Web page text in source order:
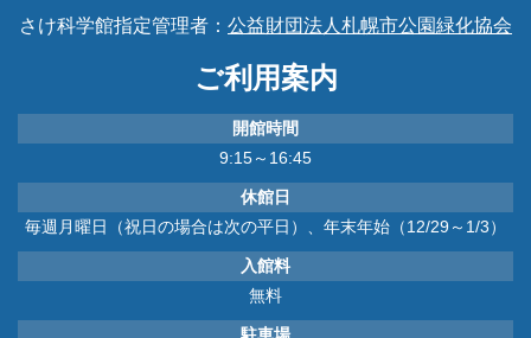
さけ科学館指定管理者： 公益財団法人札幌市公園緑化協会
ご利用案内
開館時間
9:15～16:45
休館日
毎週月曜日（祝日の場合は次の平日）、年末年始（12/29～1/3）
入館料
無料